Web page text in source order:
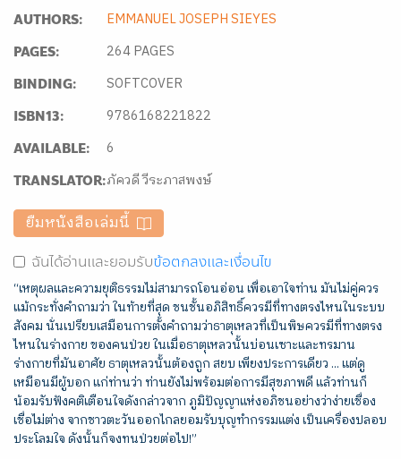
AUTHORS: EMMANUEL JOSEPH SIEYES
PAGES: 264 PAGES
BINDING: SOFTCOVER
ISBN13: 9786168221822
AVAILABLE: 6
TRANSLATOR:ภัควดี วีระภาสพงษ์
ยืมหนังสือเล่มนี้
ฉันได้อ่านและยอมรับข้อตกลงและเงื่อนไข
“เหตุผลและความยุติธรรมไม่สามารถโอนอ่อน เพื่อเอาใจท่าน มันไม่คู่ควร
แม้กระทั่งคำถามว่า ในท้ายที่สุด ชนชั้นอภิสิทธิ์ควรมีที่ทางตรงไหนในระบบ
สังคม นั่นเปรียบเสมือนการตั้งคำถามว่าธาตุเหลวที่เป็นพิษควรมีที่ทางตรง
ไหนในร่างกาย ของคนป่วย ในเมื่อธาตุเหลวนั้นบ่อนเซาะและทรมาน
ร่างกายที่มันอาศัย ธาตุเหลวนั้นต้องถูก สยบ เพียงประการเดียว ... แต่ดู
เหมือนมีผู้บอก แก่ท่านว่า ท่านยังไม่พร้อมต่อการมีสุขภาพดี แล้วท่านก็
น้อมรับฟังคติเตือนใจดังกล่าวจาก ภูมิปัญญาแห่งอภิชนอย่างว่าง่ายเชื่อง
เชื่อไม่ต่าง จากชาวตะวันออกไกลยอมรับบุญทำกรรมแต่ง เป็นเครื่องปลอบ
ประโลมใจ ดังนั้นก็จงทนป่วยต่อไป!”